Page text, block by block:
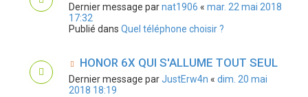
Dernier message parnat1906 « mar. 22 mai 2018
17:32
Publié dans Quel téléphone choisir ?
HONOR 6X QUI S'ALLUME TOUT SEUL
Dernier message parJustErw4n « dim. 20 mai
2018 18:19